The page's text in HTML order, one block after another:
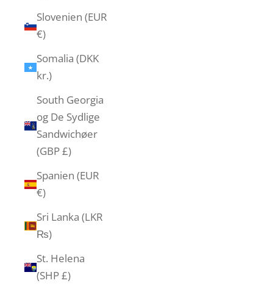
Slovenien (EUR
€)
Somalia (DKK
kr.)
South Georgia
og De Sydlige
Sandwichøer
(GBP £)
Spanien (EUR
€)
Sri Lanka (LKR
₨)
St. Helena
(SHP £)